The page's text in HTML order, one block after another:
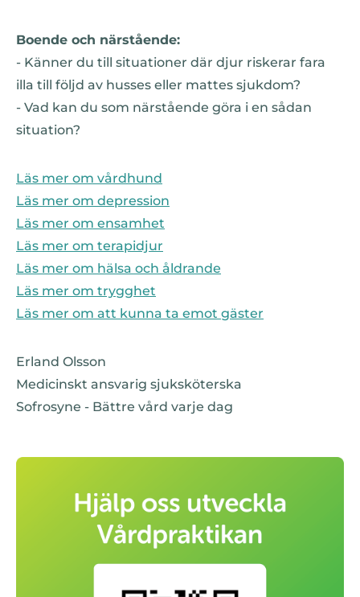
Boende och närstående:
- Känner du till situationer där djur riskerar fara
illa till följd av husses eller mattes sjukdom?
- Vad kan du som närstående göra i en sådan
situation?
Läs mer om vårdhund
Läs mer om depression
Läs mer om ensamhet
Läs mer om terapidjur
Läs mer om hälsa och åldrande
Läs mer om trygghet
Läs mer om att kunna ta emot gäster
Erland Olsson
Medicinskt ansvarig sjuksköterska
Sofrosyne - Bättre vård varje dag